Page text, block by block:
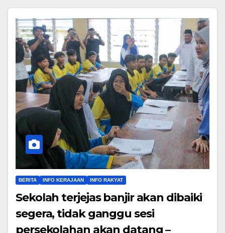
BERITA INFO KERAJAAN INFO RAKYAT
Sekolah terjejas banjir akan dibaiki
segera, tidak ganggu sesi
persekolahan akan datang –